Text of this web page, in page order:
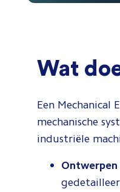
Wat
Een Mechanical
mechanische
industriële